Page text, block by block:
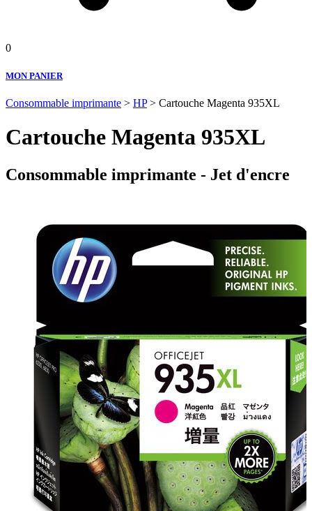
0
MON PANIER
Consommable imprimante > HP> Cartouche Magenta 935XL
Cartouche Magenta 935XL
Consommable imprimante - Jet d'encre